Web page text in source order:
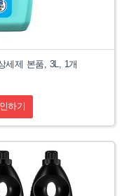
세제 본품, 3L, 1개
하기